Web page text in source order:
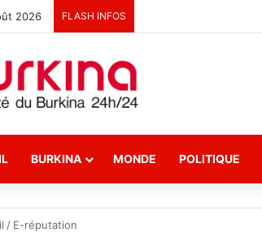
2026 FLASH INFOS
BURKINA MONDE POLITIQUE
/ E-réputation